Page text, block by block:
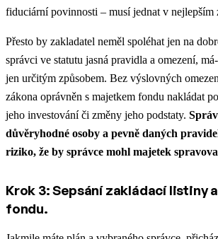
fiduciární povinnosti – musí jednat v nejlepším
Přesto by zakladatel neměl spoléhat jen na
správci ve statutu jasná pravidla a omezení,
jen určitým způsobem. Bez výslovných
zákona oprávněn s majetkem fondu nakládat
jeho investování či změny jeho podstaty.
důvěryhodné osoby a pevně daných
riziko, že by správce mohl majetek
Krok 3: Sepsání zakládací listiny
fondu.